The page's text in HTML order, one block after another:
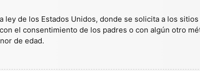
ley de los Estados Unidos, donde se solicita a los
el consentimiento de los padres o con algún otro
de edad.